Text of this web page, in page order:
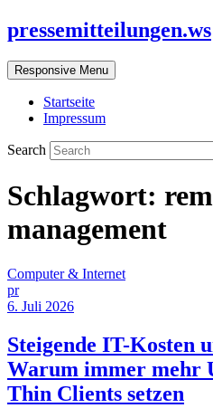
pressemitteilungen.ws
Responsive Menu
Startseite
Impressum
Search
Schlagwort:
management
Computer & Internet
pr
6. Juli 2026
Steigende IT-Kosten
Warum immer mehr
Thin Clients setzen